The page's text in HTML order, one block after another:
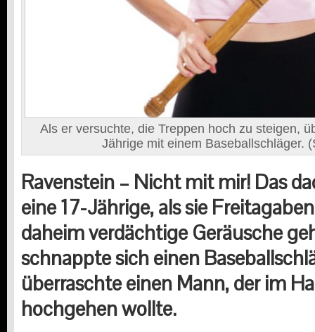
Als er versuchte, die Treppen hoch zu steigen,
Jährige mit einem Baseballschläger.
Ravenstein – Nicht mit mir! Das
eine 17-Jährige, als sie
daheim verdächtige Geräusche
schnappte sich einen
überraschte einen Mann, der im
hochgehen wollte.